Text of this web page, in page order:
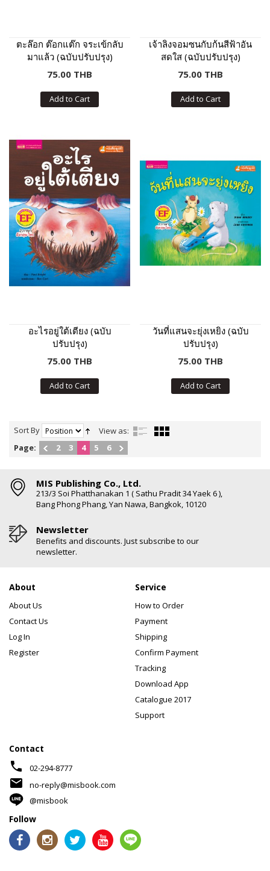
ตะล๊อก ต๊อกแต๊ก จระเข้กลับ
มาแล้ว (ฉบับปรับปรุง)
75.00 THB
Add to Cart
เจ้าลิงจอมซนกับก้นสีฟ้าอัน
สดใส (ฉบับปรับปรุง)
75.00 THB
Add to Cart
อะไรอยู่ใต้เตียง (ฉบับ
ปรับปรุง)
75.00 THB
Add to Cart
วันที่แสนจะยุ่งเหยิง (ฉบับ
ปรับปรุง)
75.00 THB
Add to Cart
Sort By
View as:
Page:
2 3 4 5 6
MIS Publishing Co., Ltd.
213/3 Soi Phatthanakan 1 ( Sathu Pradit 34 Yaek 6 ),
Bang Phong Phang, Yan Nawa, Bangkok, 10120
Newsletter
Benefits and discounts. Just subscribe to our
newsletter.
About
About Us
Contact Us
Log In
Register
Service
How to Order
Payment
Shipping
Confirm Payment
Tracking
Download App
Catalogue 2017
Support
Contact
phone 02-294-8777
mail
no-reply@misbook.com
@misbook
Follow